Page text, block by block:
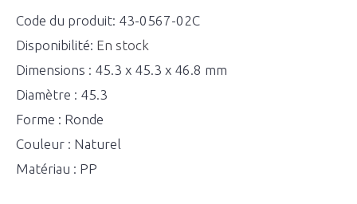
Code du produit: 43-0567-02C
Disponibilité: En stock
Dimensions : 45.3 x 45.3 x 46.8 mm
Diamètre : 45.3
Forme : Ronde
Couleur : Naturel
Matériau : PP